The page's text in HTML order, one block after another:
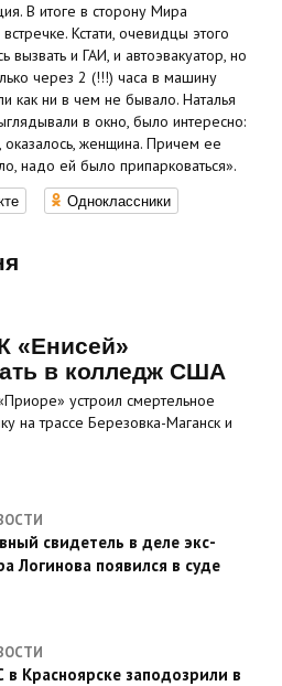
В итоге в сторону Мира
Кстати, очевидцы этого
вызвать и ГАИ, и автоэвакуатор, но
через 2 (!!!) часа в машину
как ни в чем не бывало. Наталья
в окно, было интересно:
женщина. Причем ее
надо ей было припарковаться».
Одноклассники
«Енисей»
в колледж США
устроил смертельное
на трассе Березовка-Маганск и
свидетель в деле экс-
Логинова появился в суде
в Красноярске заподозрили в